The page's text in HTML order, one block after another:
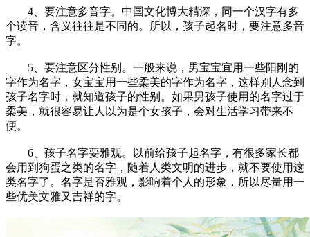
4、要注意多音字。中国文化博大精深，同一个汉字有多
个读音，含义往往是不同的。所以，孩子起名时，要注意多音
字。
5、要注意区分性别。一般来说，男宝宝宜用一些阳刚的
字作为名字，女宝宝用一些柔美的字作为名字，这样别人念到
孩子名字时，就知道孩子的性别。如果男孩子使用的名字过于
柔美，就很容易让人以为是个女孩子，会对生活学习带来不
便。
6、孩子名字要雅观。以前给孩子起名字，有很多家长都
会用到狗蛋之类的名字，随着人类文明的进步，就不要使用这
类名字了。名字是否雅观，影响着个人的形象，所以尽量用一
些优美文雅又吉祥的字。